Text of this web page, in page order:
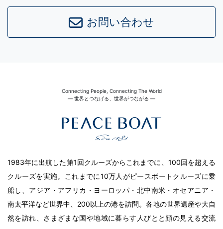
お問い合わせ
Connecting People, Connecting The World
― 世界とつなげる、世界がつながる ―
1983年に出航した第1回クルーズからこれまでに、100回を超える
クルーズを実施。これまでに10万人がピースボートクルーズに乗
船し、アジア・アフリカ・ヨーロッパ・北中南米・オセアニア・
南太平洋など世界中、200以上の港を訪問。各地の世界遺産や大自
然を訪れ、さまざまな国や地域に暮らす人びとと顔の見える交流